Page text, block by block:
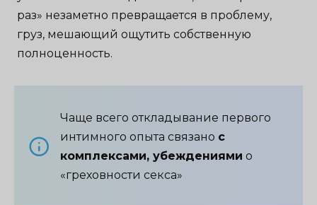
раз» незаметно превращается в проблему,
груз, мешающий ощутить собственную
полноценность.
Чаще всего откладывание первого
интимного опыта связано с
комплексами, убеждениями о
«греховности секса»